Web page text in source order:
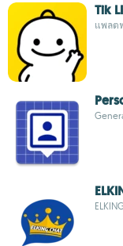
Tik
แพลต
ELKING